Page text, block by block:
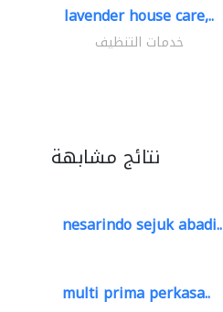
lavender house care,..
خدمات التنظيف
نتائج مشابهة
nesarindo sejuk abadi..
multi prima perkasa..